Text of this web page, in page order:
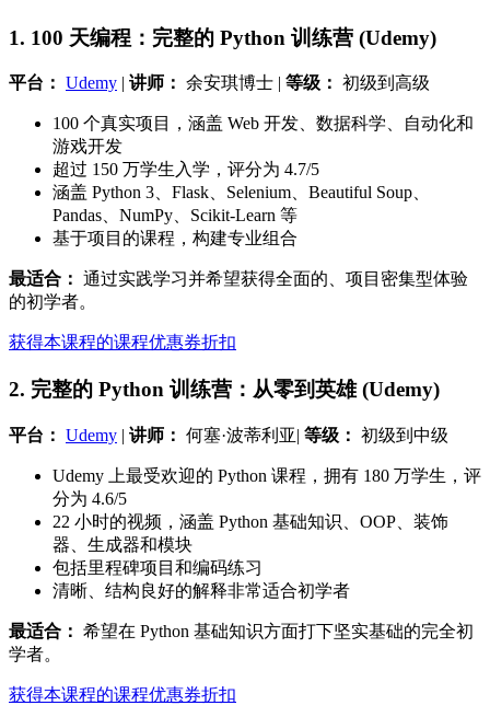
1. 100 天编程：完整的 Python 训练营 (Udemy)
平台： Udemy | 讲师： 余安琪博士 | 等级： 初级到高级
100 个真实项目，涵盖 Web 开发、数据科学、自动化和
游戏开发
超过 150 万学生入学，评分为 4.7/5
涵盖 Python 3、Flask、Selenium、Beautiful Soup、
Pandas、NumPy、Scikit-Learn 等
基于项目的课程，构建专业组合
最适合： 通过实践学习并希望获得全面的、项目密集型体验
的初学者。
获得本课程的课程优惠券折扣
2. 完整的 Python 训练营：从零到英雄 (Udemy)
平台： Udemy | 讲师： 何塞·波蒂利亚| 等级： 初级到中级
Udemy 上最受欢迎的 Python 课程，拥有 180 万学生，评
分为 4.6/5
22 小时的视频，涵盖 Python 基础知识、OOP、装饰
器、生成器和模块
包括里程碑项目和编码练习
清晰、结构良好的解释非常适合初学者
最适合： 希望在 Python 基础知识方面打下坚实基础的完全初
学者。
获得本课程的课程优惠券折扣